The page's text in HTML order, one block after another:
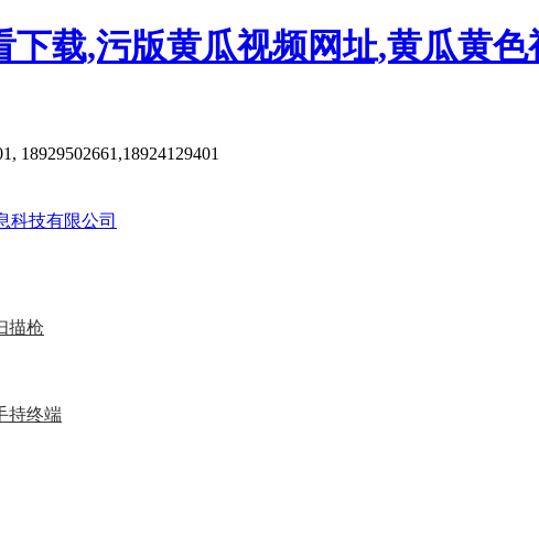
下载,污版黄瓜视频网址,黄瓜黄
18929502661,18924129401
描枪
持终端